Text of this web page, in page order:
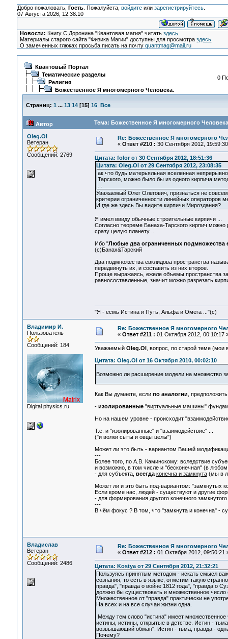
Добро пожаловать, Гость. Пожалуйста, войдитеили зарегистрируйтесь.
07 Августа 2026, 12:38:10
Новости: Книгу С.Доронина "Квантовая магия" читатьздесь
Материалы старого сайта "Физика Магии" доступны для просмотраздесь
О замеченных глюках просьба писать на почтуquantmag@mail.ru
Квантовый Портал
Тематические разделы
Религия
Божественное Я многомерного Человека.
0
Страниц: 1 ... 13 14[15] 16 Все
Автор Тема: Божественное Я многомерного
Oleg.Ol
Ветеран
Сообщений: 2769
Re: Божественное Я многомерного
« Ответ #210 : 30 Сентября 2012,
Цитата: folor от 30 Сентября 2012, 18:51:36
Цитата: Oleg.Ol от 29 Сентября 2012, 23:08:35
ак что будь матерьяльная вселенная
Тарского, можно было бы из одного кирпича
Уважаемый Олег Олегович, признаться не
критерии ограниченности линейных операторов
И где же здесь Вы видите кирпичи Мироздания?
Я имел ввиду обычные строительные кирпичи ...
Согласно теореме Банаха-Тарского кирпич
сразу целую планету ...
Ибо "Любые два ограниченных подмножества
(с)Банах&Тарский
Два подмножества евклидова пространства
передвинуть их, и составить из них второе.
Проще выражаясь, ежеле объемы пространства
равносоставленные, значит можно разрезать
"Я - есмь Истина и Путь, Альфа и Омега ..."(с)
Владимир И.
Пользователь
Сообщений: 184
Digital physics.ru
Re: Божественное Я многомерного
« Ответ #211 : 01 Октября 2012, 00:10:17
Уважаемый Oleg.Ol
, вопрос, по старой теме (мои
Цитата: Oleg.Ol от 16 Октября 2010, 00:02:10
Возможно ли расширение модели на множество
Как Вы думаете, если по аналогии ,
- изолированные"виртуальные машины"
Но на нашем уровне - происходит
Т.е. и "изолированные" и "взаимодействие" ...
("и волки сыты и овцы целы")
Может ли это быть - вариантом Вашей
---
Более того, по А.В. Каминскому: вследствие
и возможно, в том числе и "бесконечная" (в
- для субъекта, всегда конечна и замкнута(мы в
Может ли и это быть под-вариантом: "замкнутых
Если кроме нас, людей - существуют и другие
- для формирования другого конечного
---
В чём фокус ? В том, что "замкнута и конечна" -
Владислав
Ветеран
Сообщений: 2486
Re: Божественное Я многомерного
« Ответ #212 : 01 Октября 2012, 09:50:21
Цитата: Kostya от 29 Сентября 2012, 21:32:21
Пользуясь принятым методом - искать смысл
сознания, то есть в языке, отметим такую
правда", "правда о войне 1812 года", "правда о
должно бы существовать и множественное число
Множественное от "правда" практически не
На всех и на все случаи жизни одна.
Между тем слово "истина" имеет
истины, истины, открытые в детстве. Истин -
возвышающий обман". Истин - тьма, правда -
Почему?